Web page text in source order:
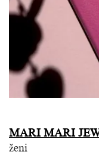
MARI MARI
ženi